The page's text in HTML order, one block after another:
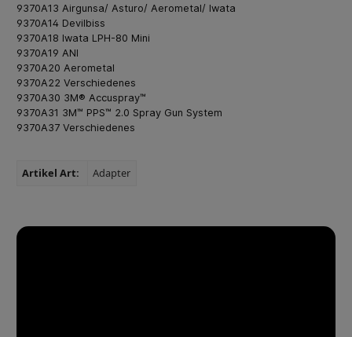
9370A13 Airgunsa/ Asturo/ Aerometal/ Iwata
9370A14 Devilbiss
9370A18 Iwata LPH-80 Mini
9370A19 ANI
9370A20 Aerometal
9370A22 Verschiedenes
9370A30 3M® Accuspray™
9370A31 3M™ PPS™ 2.0 Spray Gun System
9370A37 Verschiedenes
Artikel Art: Adapter